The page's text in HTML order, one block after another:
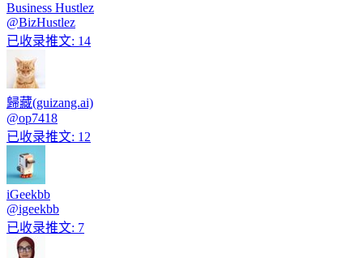
Business Hustlez
@BizHustlez
已收录推文: 14
歸藏(guizang.ai)
@op7418
已收录推文: 12
iGeekbb
@igeekbb
已收录推文: 7